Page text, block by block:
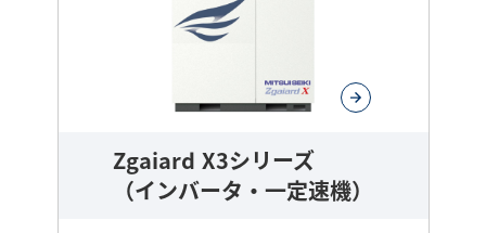
Zgaiard X3シリーズ
（インバータ・一定速機）